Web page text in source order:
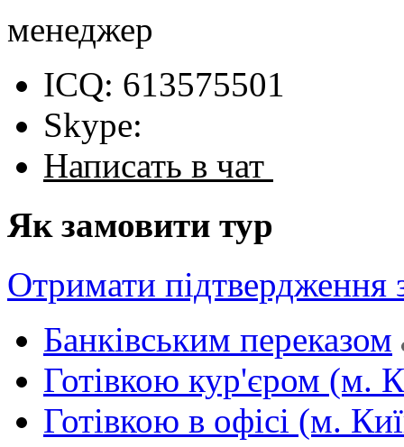
менеджер
ICQ: 613575501
Skype:
Написать в чат
Як замовити тур
Отримати підтвердження
Банківським переказом
Готівкою кур'єром (м.
Готівкою в офісі (м.